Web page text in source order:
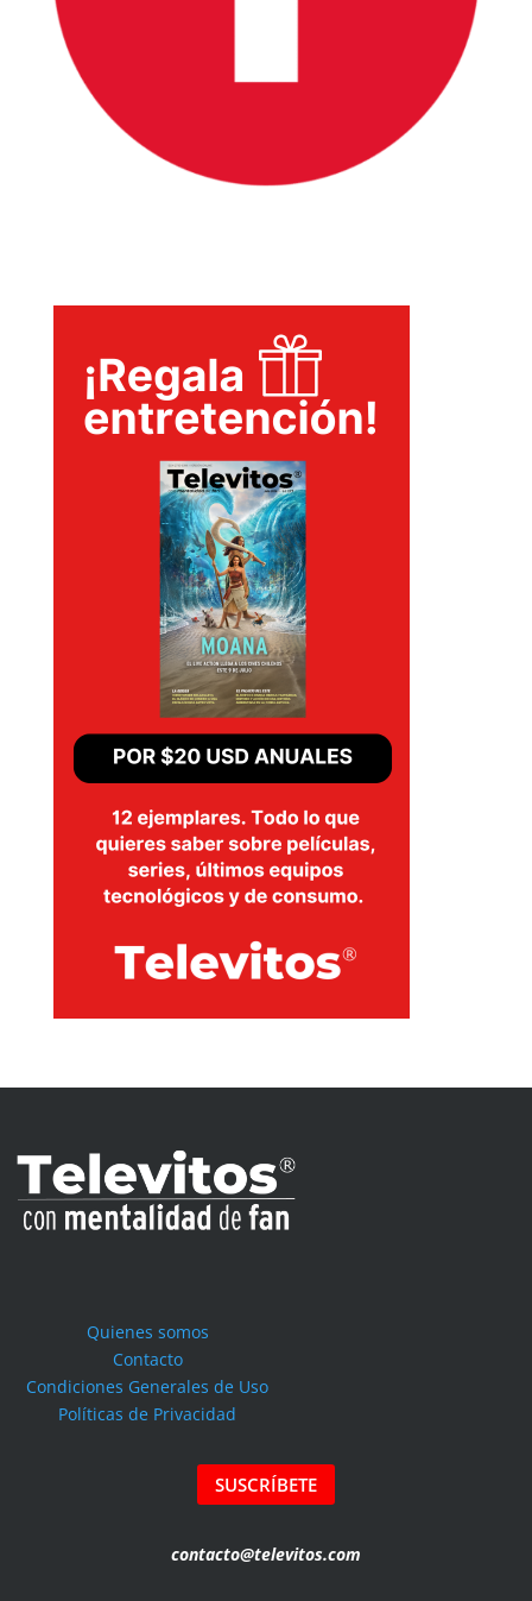
Quienes somos
Contacto
Condiciones Generales de Uso
Políticas de Privacidad
SUSCRÍBETE
contacto@televitos.com